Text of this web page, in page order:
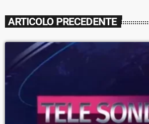
ARTICOLO PRECEDENTE